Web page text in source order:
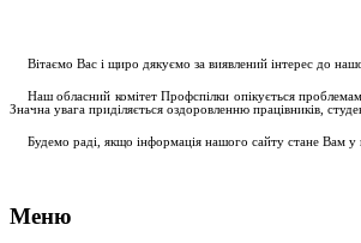
Вітаємо Вас і щиро дякуємо за виявлений інтерес до
Наш обласний комітет Профспілки опікується
Значна увага приділяється оздоровленню працівників,
Будемо раді, якщо інформація нашого сайту стане Вам у
Меню